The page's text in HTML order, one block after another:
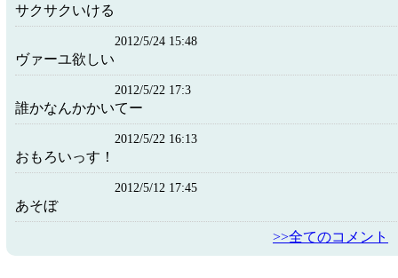
サクサクいける
2012/5/24 15:48
ヴァーユ欲しい
2012/5/22 17:3
誰かなんかかいてー
2012/5/22 16:13
おもろいっす！
2012/5/12 17:45
あそぼ
>>全てのコメント